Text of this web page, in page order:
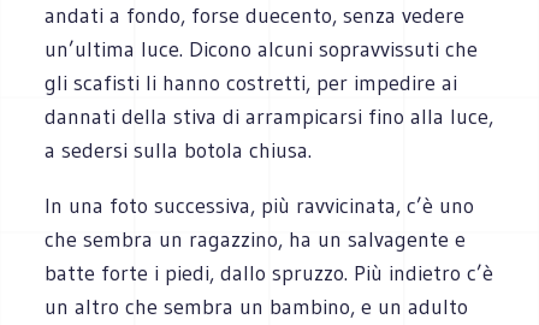
andati a fondo, forse duecento, senza vedere
un’ultima luce. Dicono alcuni sopravvissuti che
gli scafisti li hanno costretti, per impedire ai
dannati della stiva di arrampicarsi fino alla luce,
a sedersi sulla botola chiusa.
In una foto successiva, più ravvicinata, c’è uno
che sembra un ragazzino, ha un salvagente e
batte forte i piedi, dallo spruzzo. Più indietro c’è
un altro che sembra un bambino, e un adulto